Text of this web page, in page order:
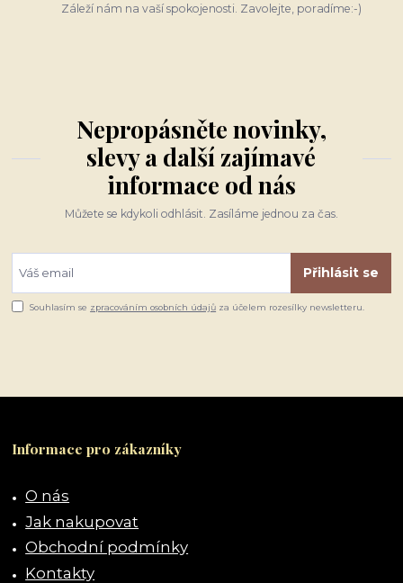
Záleží nám na vaší spokojenosti. Zavolejte, poradíme:-)
Nepropásněte novinky,
slevy a další zajímavé
informace od nás
Můžete se kdykoli odhlásit. Zasíláme jednou za čas.
Přihlásit se
Souhlasím se zpracováním osobních údajů za účelem rozesílky newsletteru.
Informace pro zákazníky
O nás
Jak nakupovat
Obchodní podmínky
Kontakty